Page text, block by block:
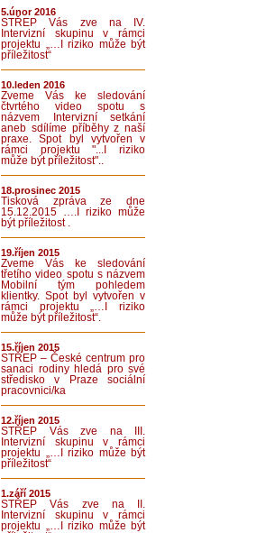
5.únor 2016
STŘEP Vás zve na IV.
Intervizní skupinu v rámci
projektu „…I riziko může být
příležitost“
10.leden 2016
Zveme Vás ke sledování
čtvrtého video spotu s
názvem Intervizní setkání
aneb sdílíme příběhy z naší
praxe. Spot byl vytvořen v
rámci projektu "...I riziko
může být příležitost"..
18.prosinec 2015
Tisková zpráva ze dne
15.12.2015 ….I riziko může
být příležitost .
19.říjen 2015
Zveme Vás ke sledování
třetího video spotu s názvem
Mobilní tým pohledem
klientky. Spot byl vytvořen v
rámci projektu „…I riziko
může být příležitost“.
15.říjen 2015
STŘEP – České centrum pro
sanaci rodiny hledá pro své
středisko v Praze sociální
pracovnici/ka
12.říjen 2015
STŘEP Vás zve na III.
Intervizní skupinu v rámci
projektu „…I riziko může být
příležitost“
1.září 2015
STŘEP Vás zve na II.
Intervizní skupinu v rámci
projektu „…I riziko může být